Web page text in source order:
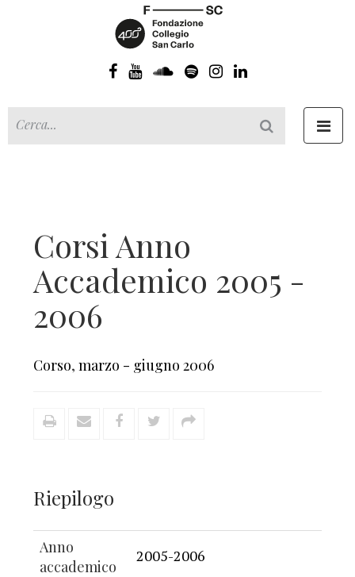
Corsi Anno
Accademico 2005 -
2006
Corso, marzo - giugno 2006
Riepilogo
Anno
accademico
2005-2006